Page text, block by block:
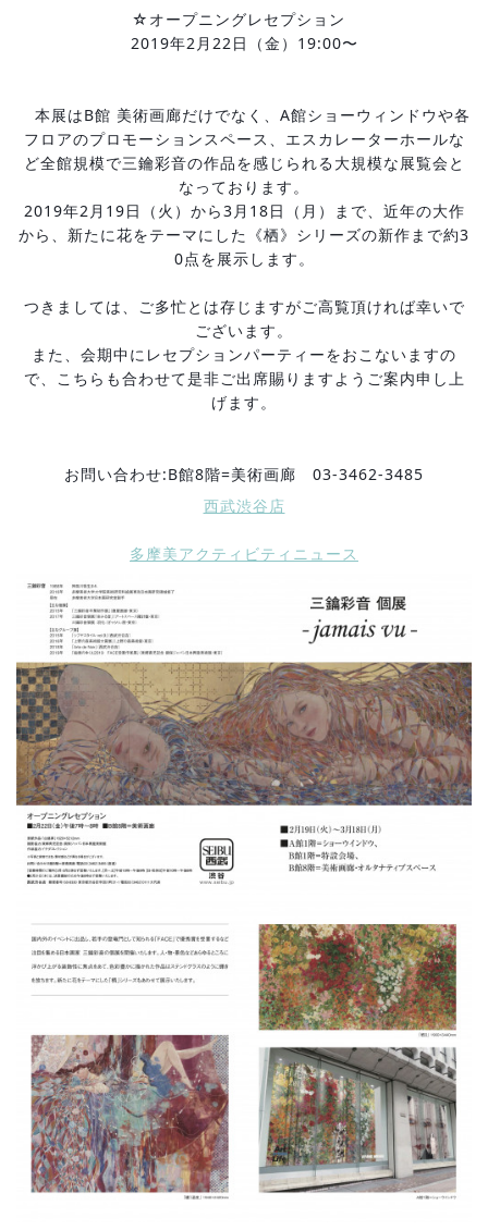
☆オープニングレセプション
2019年2月22日（金）19:00〜
本展はB館 美術画廊だけでなく、A館ショーウィンドウや各
フロアのプロモーションスペース、エスカレーターホールな
ど全館規模で三鑰彩音の作品を感じられる大規模な展覧会と
なっております。
2019年2月19日（火）から3月18日（月）まで、近年の大作
から、新たに花をテーマにした《栖》シリーズの新作まで約3
0点を展示します。
つきましては、ご多忙とは存じますがご高覧頂ければ幸いで
ございます。
また、会期中にレセプションパーティーをおこないますの
で、こちらも合わせて是非ご出席賜りますようご案内申し上
げます。
お問い合わせ:B館8階=美術画廊　03-3462-3485
西武渋谷店
多摩美アクティビティニュース